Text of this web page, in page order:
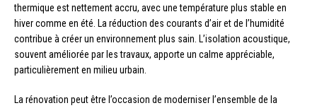
thermique est nettement accru, avec une température plus stable en
hiver comme en été. La réduction des courants d’air et de l’humidité
contribue à créer un environnement plus sain. L’isolation acoustique,
souvent améliorée par les travaux, apporte un calme appréciable,
particulièrement en milieu urbain.
La rénovation peut être l’occasion de moderniser l’ensemble de la